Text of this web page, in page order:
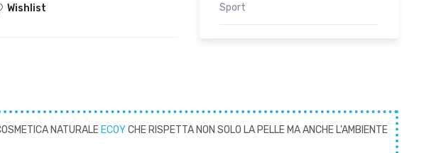
Wishlist Sport
NATURALE ECOYCHE RISPETTA NON SOLO LA PELLE MA ANCHE L'AMBIENTE